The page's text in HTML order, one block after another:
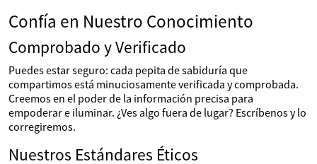
Confía en Nuestro Conocimiento
Comprobado y Verificado
Puedes estar seguro: cada pepita de sabiduría que
compartimos está minuciosamente verificada y comprobada.
Creemos en el poder de la información precisa para
empoderar e iluminar. ¿Ves algo fuera de lugar? Escríbenos y lo
corregiremos.
Nuestros Estándares Éticos